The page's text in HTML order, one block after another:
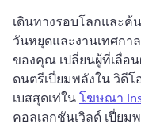
เดินทางรอบโลกและ
วันหยุดและงานเทศก
ของคุณ เปลี่ยนผู้ที่เลื่อ
ดนตรีเปี่ยมพลังใน วิดีโ
เบสสุดเท่ใน โฆษณา
คอลเลกชันเวิลด์ เปี่ยม